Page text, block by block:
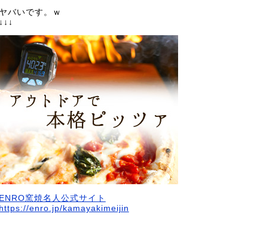
ヤバいです。ｗ
↓↓↓
ENRO窯焼名人公式サイト
https://enro.jp/kamayakimeijin